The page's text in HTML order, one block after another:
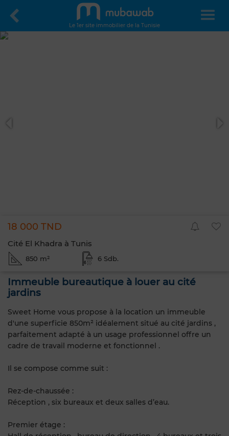
Le 1er site immobilier de la Tunisie
18 000 TND
Cité El Khadra à Tunis
850 m² 6 Sdb.
Immeuble bureautique à louer au cité
jardins
Sweet Home vous propose à la location un immeuble
d'une superficie 850m² idéalement situé au cité jardins ,
parfaitement adapté à un usage professionnel offre un
cadre de travail moderne et fonctionnel .
Il se compose comme suit :
Rez-de-chaussée :
Réception , six bureaux et deux salles d’eau.
Premier étage :